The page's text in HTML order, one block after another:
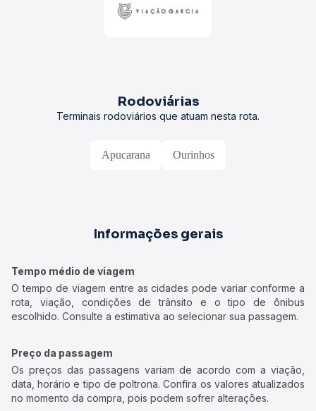
Rodoviárias
Terminais rodoviários que atuam nesta rota.
Apucarana Ourinhos
Informações gerais
Tempo médio de viagem
O tempo de viagem entre as cidades pode variar conforme a
rota, viação, condições de trânsito e o tipo de ônibus
escolhido. Consulte a estimativa ao selecionar sua passagem.
Preço da passagem
Os preços das passagens variam de acordo com a viação,
data, horário e tipo de poltrona. Confira os valores atualizados
no momento da compra, pois podem sofrer alterações.